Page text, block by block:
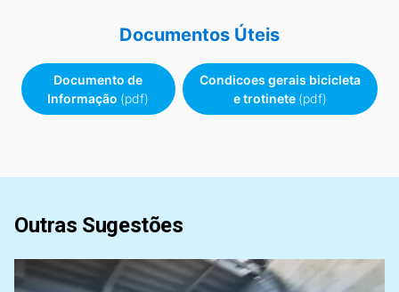
Documentos Úteis
Documento de
Informação (pdf)
Condicoes gerais bicicleta
e trotinete (pdf)
Outras Sugestões